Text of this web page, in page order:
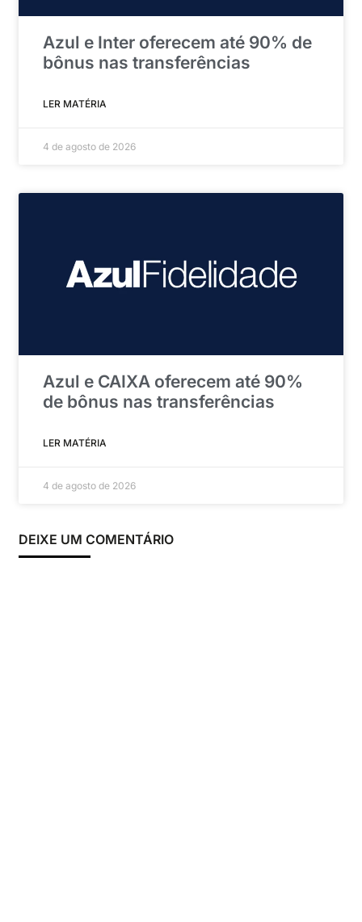
Azul e Inter oferecem até 90% de
bônus nas transferências
LER MATÉRIA
4 de agosto de 2026
Azul e CAIXA oferecem até 90%
de bônus nas transferências
LER MATÉRIA
4 de agosto de 2026
DEIXE UM COMENTÁRIO